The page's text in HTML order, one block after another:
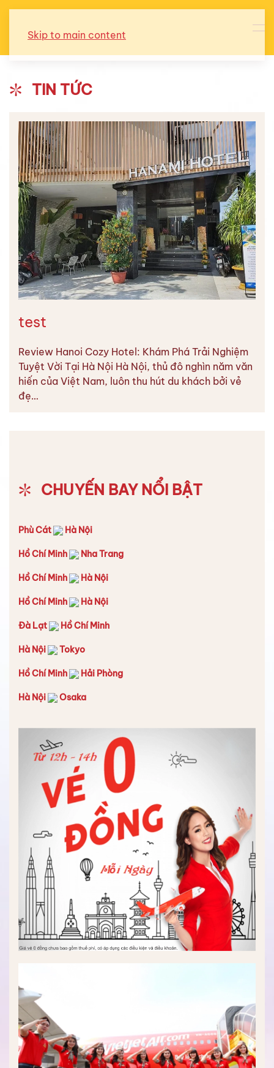
Skip to main content
TIN TỨC
test
Review Hanoi Cozy Hotel: Khám Phá Trải Nghiệm
Tuyệt Vời Tại Hà Nội Hà Nội, thủ đô nghìn năm văn
hiến của Việt Nam, luôn thu hút du khách bởi vẻ
đẹ…
CHUYẾN BAY NỔI BẬT
Phù Cát Hà Nội
Hồ Chí Minh Nha Trang
Hồ Chí Minh Hà Nội
Hồ Chí Minh Hà Nội
Đà Lạt Hồ Chí Minh
Hà Nội Tokyo
Hồ Chí Minh Hải Phòng
Hà Nội Osaka